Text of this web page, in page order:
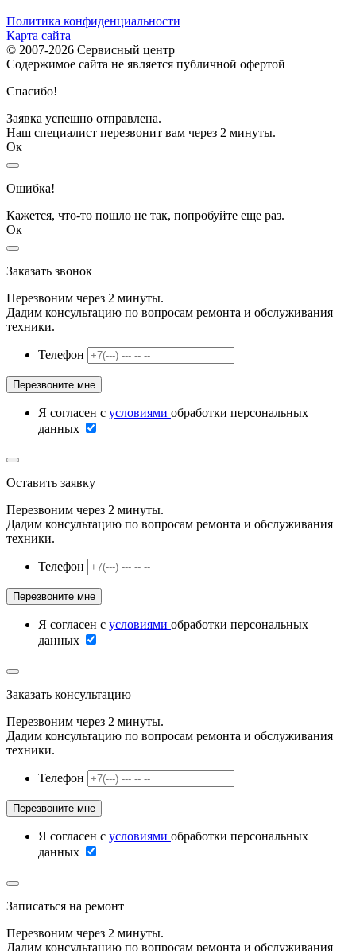
Политика конфиденциальности
Карта сайта
© 2007-2026 Сервисный центр
Содержимое сайта не является публичной офертой
Спасибо!
Заявка успешно отправлена.
Наш специалист перезвонит вам через 2 минуты.
Ок
Ошибка!
Кажется, что-то пошло не так, попробуйте еще раз.
Ок
Заказать звонок
Перезвоним через 2 минуты.
Дадим консультацию по вопросам ремонта и обслуживания
техники.
Телефон
Я согласен с условиями обработки персональных
данных
Оставить заявку
Перезвоним через 2 минуты.
Дадим консультацию по вопросам ремонта и обслуживания
техники.
Телефон
Я согласен с условиями обработки персональных
данных
Заказать консультацию
Перезвоним через 2 минуты.
Дадим консультацию по вопросам ремонта и обслуживания
техники.
Телефон
Я согласен с условиями обработки персональных
данных
Записаться на ремонт
Перезвоним через 2 минуты.
Дадим консультацию по вопросам ремонта и обслуживания